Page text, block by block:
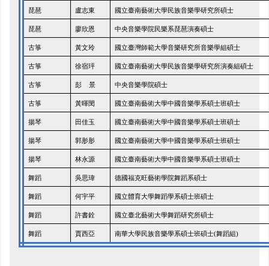
琵琶 盧志東 國立臺南藝術大學民族音樂學研究所碩士
琵琶 廖欣恩 中央音樂學院民樂系琵琶演奏碩士
古箏 黃文玲 國立臺灣師範大學音樂研究所音樂學組碩士
古箏 徐宿玶 國立臺南藝術大學民族音樂學研究所演奏組碩士
古箏 彭 景 中央音樂學院碩士
古箏 黃暉閔 國立臺南藝術大學中國音樂學系碩士班碩士
揚琴 田佳玉 國立臺南藝術大學中國音樂學系碩士班碩士
揚琴 郭肜肜 國立臺南藝術大學中國音樂學系碩士班碩士
揚琴 林永源 國立臺南藝術大學中國音樂學系碩士班碩士
舞蹈 吳思瑋 德國福克旺藝術學院舞蹈系碩士
舞蹈 何宇平 國立體育大學舞蹈學系碩士班碩士
舞蹈 許書銓 國立臺北藝術大學舞蹈研究所碩士
舞蹈 賈西亞 南華大學民族音樂學系碩士班碩士(舞蹈組)